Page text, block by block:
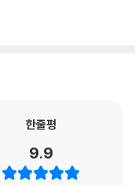
한줄평
9.9